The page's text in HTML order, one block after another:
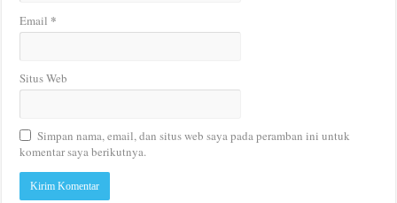
Email *
Situs Web
Simpan nama, email, dan situs web saya pada peramban ini untuk
komentar saya berikutnya.